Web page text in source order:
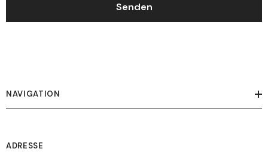
Senden
NAVIGATION
ADRESSE